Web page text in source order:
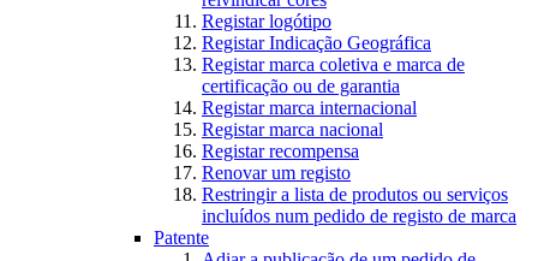
Registar logótipo
Registar Indicação Geográfica
Registar marca coletiva e marca de
certificação ou de garantia
Registar marca internacional
Registar marca nacional
Registar recompensa
Renovar um registo
Restringir a lista de produtos ou serviços
incluídos num pedido de registo de marca
Patente